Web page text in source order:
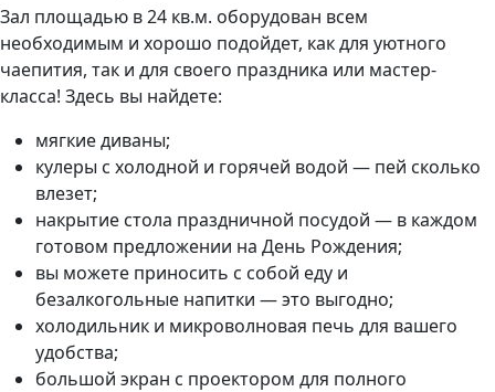
Зал площадью в 24 кв.м. оборудован всем
необходимым и хорошо подойдет, как для уютного
чаепития, так и для своего праздника или мастер-
класса! Здесь вы найдете:
мягкие диваны;
кулеры с холодной и горячей водой — пей сколько
влезет;
накрытие стола праздничной посудой — в каждом
готовом предложении на День Рождения;
вы можете приносить с собой еду и
безалкогольные напитки — это выгодно;
холодильник и микроволновая печь для вашего
удобства;
большой экран с проектором для полного